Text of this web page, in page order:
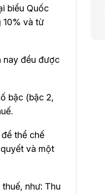
biểu Quốc
10% và từ
nay đều được
bậc (bậc 2,
thể chế
và một
như: Thu